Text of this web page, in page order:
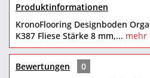
Produktinformationen
KronoFlooring Designboden
K387 Fliese Stärke 8 mm,... mehr
Bewertungen
0